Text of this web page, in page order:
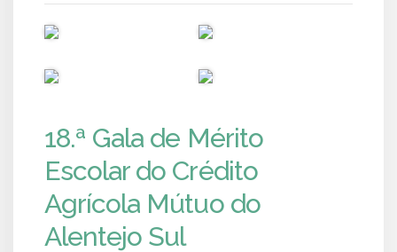
18.ª Gala de Mérito
Escolar do Crédito
Agrícola Mútuo do
Alentejo Sul